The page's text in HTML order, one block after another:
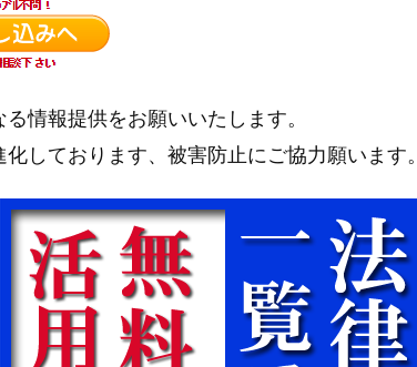
情報提供をお願いいたします。
しております、被害防止にご協力願います。